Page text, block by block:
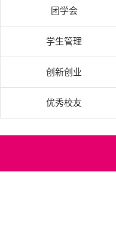
团学会
学生管理
创新创业
优秀校友